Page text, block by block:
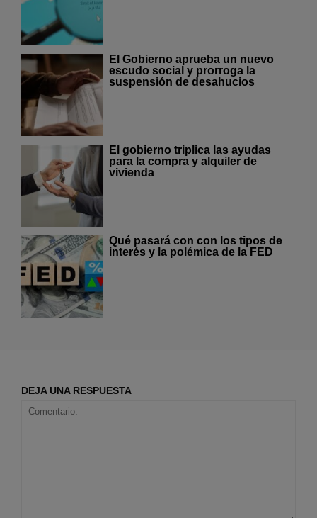
El Gobierno aprueba un nuevo
escudo social y prorroga la
suspensión de desahucios
El gobierno triplica las ayudas
para la compra y alquiler de
vivienda
Qué pasará con con los tipos de
interés y la polémica de la FED
DEJA UNA RESPUESTA